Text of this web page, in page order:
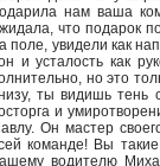
нам ваша
что подарок
поле, увидели как
и усталость как
но это
ты видишь тень
и
Он мастер
команде! Вы
водителю